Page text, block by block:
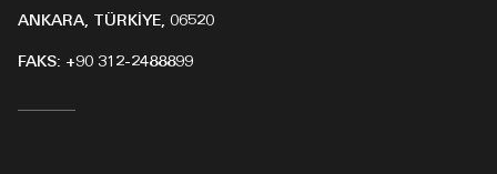
ANKARA, TÜRKIYE, 06520
FAKS: +90 312-2488899